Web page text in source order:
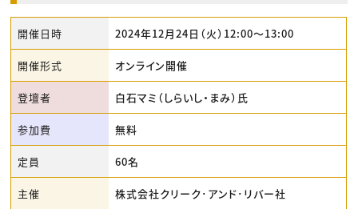
開催日時 2024年12月24日（火）12:00〜13:00
開催形式 オンライン開催
登壇者 白石マミ（しらいし・まみ）氏
参加費 無料
定員 60名
主催 株式会社クリーク･アンド･リバー社